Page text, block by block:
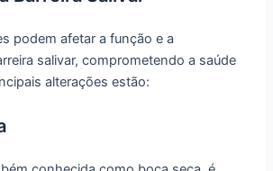
podem afetar a função e a
salivar, comprometendo a saúde
alterações estão: